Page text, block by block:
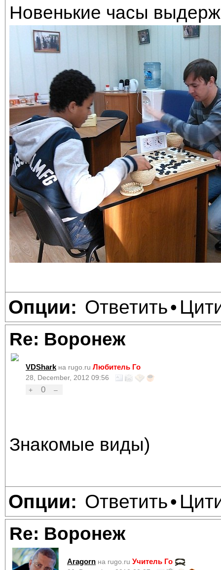
Новенькие часы
Опции: Ответить•
Re: Воронеж
VDShark на rugo.ru Любитель Го
28, December, 2012 09:56
+
0 –
Знакомые виды)
Опции: Ответить•
Re: Воронеж
Aragorn на rugo.ru Учитель Го